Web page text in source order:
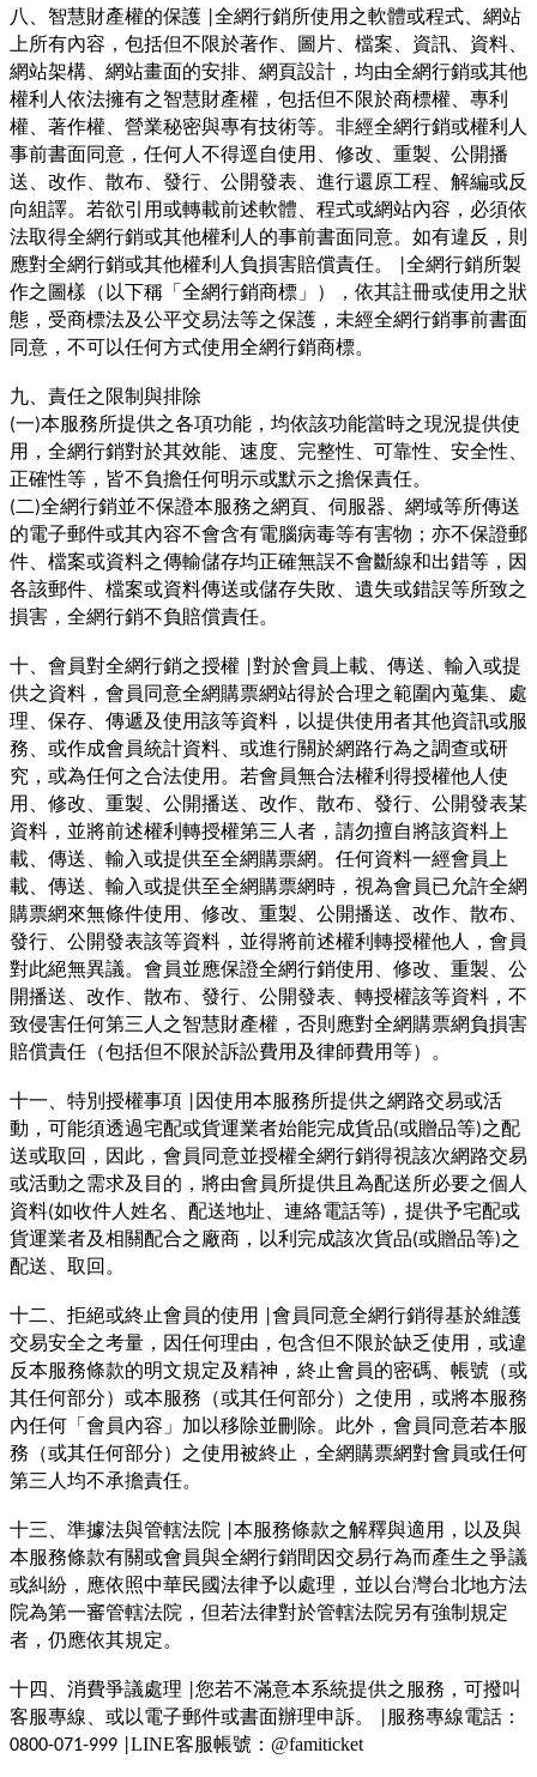
八、智慧財產權的保護 全網行銷所使用之軟體或程式、網站
上所有內容，包括但不限於著作、圖片、檔案、資訊、資料、
網站架構、網站畫面的安排、網頁設計，均由全網行銷或其他
權利人依法擁有之智慧財產權，包括但不限於商標權、專利
權、著作權、營業秘密與專有技術等。非經全網行銷或權利人
事前書面同意，任何人不得逕自使用、修改、重製、公開播
送、改作、散布、發行、公開發表、進行還原工程、解編或反
向組譯。若欲引用或轉載前述軟體、程式或網站內容，必須依
法取得全網行銷或其他權利人的事前書面同意。如有違反，則
應對全網行銷或其他權利人負損害賠償責任。
全網行銷所製
作之圖樣（以下稱「全網行銷商標」），依其註冊或使用之狀
態，受商標法及公平交易法等之保護，未經全網行銷事前書面
同意，不可以任何方式使用全網行銷商標。
九、責任之限制與排除
(一)本服務所提供之各項功能，均依該功能當時之現況提供使
用，全網行銷對於其效能、速度、完整性、可靠性、安全性、
正確性等，皆不負擔任何明示或默示之擔保責任。
(二)全網行銷並不保證本服務之網頁、伺服器、網域等所傳送
的電子郵件或其內容不會含有電腦病毒等有害物；亦不保證郵
件、檔案或資料之傳輸儲存均正確無誤不會斷線和出錯等，因
各該郵件、檔案或資料傳送或儲存失敗、遺失或錯誤等所致之
損害，全網行銷不負賠償責任。
十、會員對全網行銷之授權 對於會員上載、傳送、輸入或提
供之資料，會員同意全網購票網站得於合理之範圍內蒐集、處
理、保存、傳遞及使用該等資料，以提供使用者其他資訊或服
務、或作成會員統計資料、或進行關於網路行為之調查或研
究，或為任何之合法使用。若會員無合法權利得授權他人使
用、修改、重製、公開播送、改作、散布、發行、公開發表某
資料，並將前述權利轉授權第三人者，請勿擅自將該資料上
載、傳送、輸入或提供至全網購票網。任何資料一經會員上
載、傳送、輸入或提供至全網購票網時，視為會員已允許全網
購票網來無條件使用、修改、重製、公開播送、改作、散布、
發行、公開發表該等資料，並得將前述權利轉授權他人，會員
對此絕無異議。會員並應保證全網行銷使用、修改、重製、公
開播送、改作、散布、發行、公開發表、轉授權該等資料，不
致侵害任何第三人之智慧財產權，否則應對全網購票網負損害
賠償責任（包括但不限於訴訟費用及律師費用等）。
十一、特別授權事項 因使用本服務所提供之網路交易或活
動，可能須透過宅配或貨運業者始能完成貨品(或贈品等)之配
送或取回，因此，會員同意並授權全網行銷得視該次網路交易
或活動之需求及目的，將由會員所提供且為配送所必要之個人
資料(如收件人姓名、配送地址、連絡電話等) ，提供予宅配或
貨運業者及相關配合之廠商，以利完成該次貨品(或贈品等)之
配送、取回。
十二、拒絕或終止會員的使用 會員同意全網行銷得基於維護
交易安全之考量，因任何理由，包含但不限於缺乏使用，或違
反本服務條款的明文規定及精神，終止會員的密碼、帳號（或
其任何部分）或本服務（或其任何部分）之使用，或將本服務
內任何「會員內容」加以移除並刪除。此外，會員同意若本服
務（或其任何部分）之使用被終止，全網購票網對會員或任何
第三人均不承擔責任。
十三、準據法與管轄法院 本服務條款之解釋與適用，以及與
本服務條款有關或會員與全網行銷間因交易行為而產生之爭議
或糾紛，應依照中華民國法律予以處理，並以台灣台北地方法
院為第一審管轄法院，但若法律對於管轄法院另有強制規定
者，仍應依其規定。
十四、消費爭議處理 您若不滿意本系統提供之服務，可撥叫
客服專線、或以電子郵件或書面辦理申訴。
服務專線電話：
0800-071-999 | LINE客服帳號 ： @famiticket